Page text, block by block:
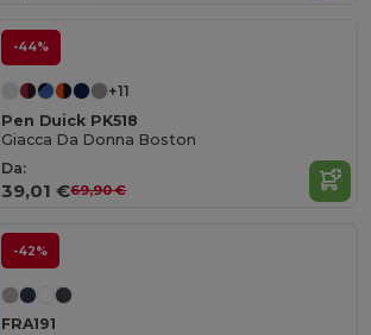
-44%
+11
Pen Duick PK518
Giacca Da Donna Boston
Da:
39,01 €69,90 €
-42%
FRA191